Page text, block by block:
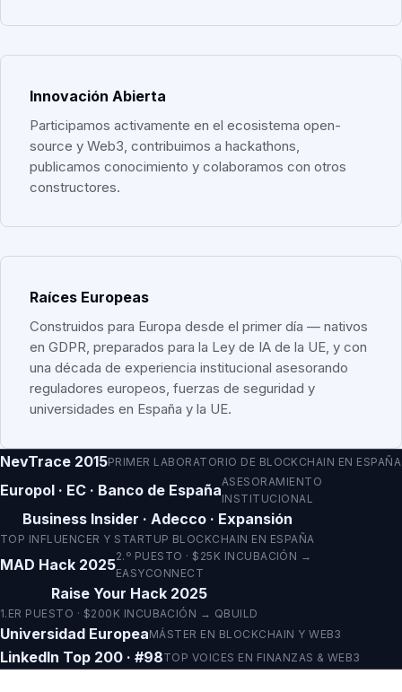
Innovación Abierta
Participamos activamente en el ecosistema open-
source y Web3, contribuimos a hackathons,
publicamos conocimiento y colaboramos con otros
constructores.
Raíces Europeas
Construidos para Europa desde el primer día — nativos
en GDPR, preparados para la Ley de IA de la UE, y con
una década de experiencia institucional asesorando
reguladores europeos, fuerzas de seguridad y
universidades en España y la UE.
NevTrace 2015PRIMER LABORATORIO DE BLOCKCHAIN EN ESPAÑA
Europol · EC · Banco de EspañaASESORAMIENTO
INSTITUCIONAL
Business Insider · Adecco · Expansión
TOP INFLUENCER Y STARTUP BLOCKCHAIN EN ESPAÑA
MAD Hack 20252.º PUESTO · $25K INCUBACIÓN →
EASYCONNECT
Raise Your Hack 2025
1.ER PUESTO · $200K INCUBACIÓN → QBUILD
Universidad EuropeaMÁSTER EN BLOCKCHAIN Y WEB3
LinkedIn Top 200 · #98TOP VOICES EN FINANZAS & WEB3